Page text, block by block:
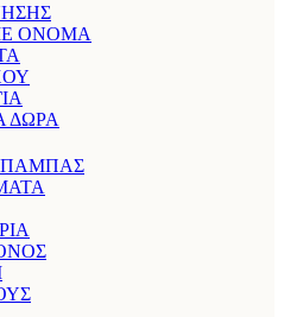
ΟΝΟΜΑ
ΔΩΡΑ